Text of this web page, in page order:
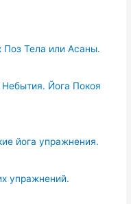
Поз Тела или Асаны.
Йога Покоя
йога упражнения.
упражнений.